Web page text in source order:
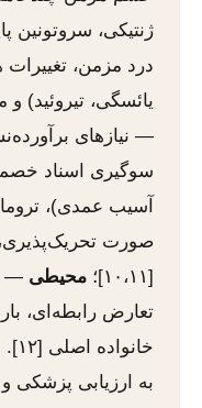
ژنتیکی، سروتونین
درد مزمن،
یائسگی، تیروئید) و
— نیازهای
سوگیری اسناد
آسیب عمدی)،
صورت
[۱۰،۱۱]؛
محیطی —
تعارض رابطه‌ای،
به ارزیابی پزشکی